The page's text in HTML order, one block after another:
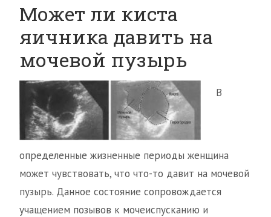
Может ли киста
яичника давить на
мочевой пузырь
В
определенные жизненные периоды женщина
может чувствовать, что что-то давит на мочевой
пузырь. Данное состояние сопровождается
учащением позывов к мочеиспусканию и